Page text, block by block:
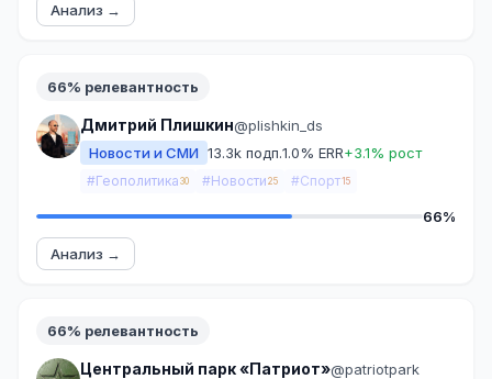
Анализ →
66% релевантность
Дмитрий Плишкин@plishkin_ds
Новости и СМИ 13.3k подп.1.0% ERR+3.1% рост
#Геополитика 30 #Новости 25 #Спорт15
66%
Анализ →
66% релевантность
Центральный парк «Патриот»@patriotpark